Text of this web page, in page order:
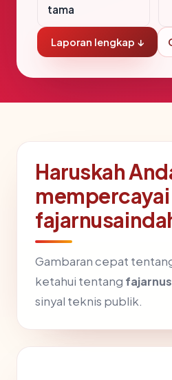
tama
Laporan lengkap ↓
Haruskah
mempercayai
Gambaran cepat
ketahui tentang
sinyal teknis publik.